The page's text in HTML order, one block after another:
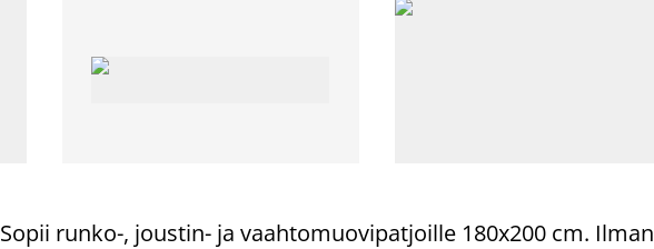
runko-, joustin- ja vaahtomuovipatjoille 180x200 cm. Ilman